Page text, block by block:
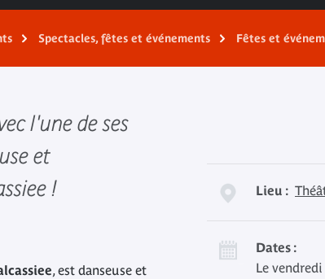
Spectacles, fêtes et événements Fêtes et
l'une de ses
et
!
, est danseuse et
Lieu :
Dates :
Le